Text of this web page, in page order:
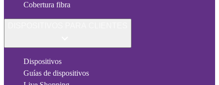
Cobertura fibra
Dispositivos
Guías de dispositivos